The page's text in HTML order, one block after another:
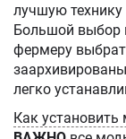
лучшую технику к
Большой выбор
фермеру